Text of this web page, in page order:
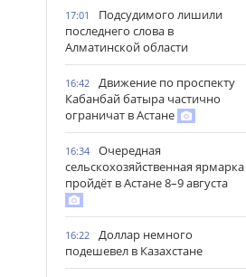
17:01
Подсудимого лишили
последнего слова в
Алматинской области
16:42
Движение по проспекту
Кабанбай батыра частично
ограничат в Астане
16:34
Очередная
сельскохозяйственная ярмарка
пройдёт в Астане 8–9 августа
16:22
Доллар немного
подешевел в Казахстане